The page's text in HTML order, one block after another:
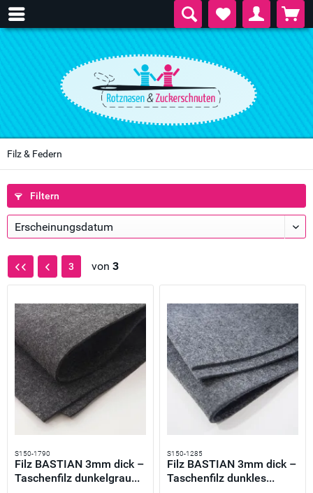
Filz & Federn
Filtern
3 von 3
S150-1790
Filz BASTIAN 3mm dick –
Taschenfilz dunkelgrau...
S150-1285
Filz BASTIAN 3mm dick –
Taschenfilz dunkles...